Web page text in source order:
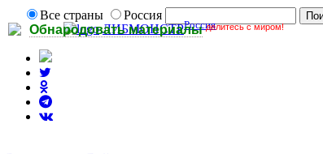
Обнародовать материалы делитесь с миром!
Все страны
Россия
ЛИБМОНСТРРоссия